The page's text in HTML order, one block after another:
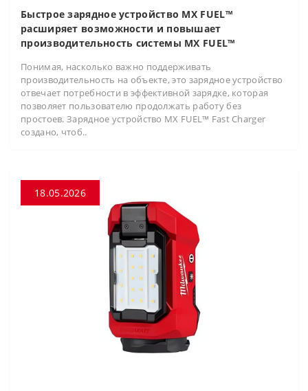
Быстрое зарядное устройство MX FUEL™
расширяет возможности и повышает
производительность системы MX FUEL™
Понимая, насколько важно поддерживать
производительность на объекте, это зарядное устройство
отвечает потребности в эффективной зарядке, которая
позволяет пользователю продолжать работу без
простоев. Зарядное устройство MX FUEL™ Fast Charger
создано, чтоб..
18.05.2026